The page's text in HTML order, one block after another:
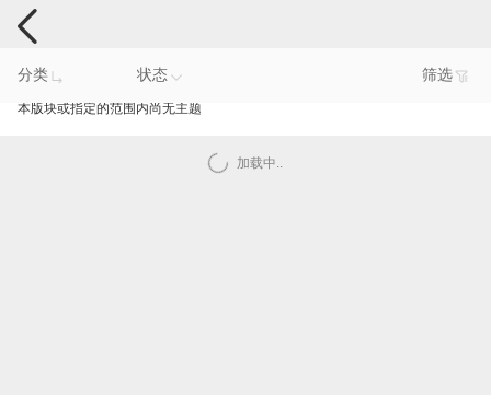
手机反馈
分类 状态 筛选
本版块或指定的范围内尚无主题
加载中..